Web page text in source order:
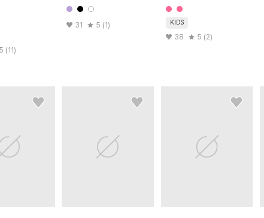
5 (11)
31 5 (1) KIDS
38 5 (2)